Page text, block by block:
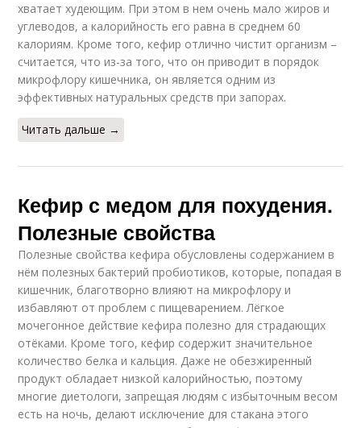
хватает худеющим. При этом в нем очень мало жиров и
углеводов, а калорийность его равна в среднем 60
калориям. Кроме того, кефир отлично чистит организм –
считается, что из-за того, что он приводит в порядок
микрофлору кишечника, он является одним из
эффективных натуральных средств при запорах.
Читать дальше →
Кефир с медом для похудения.
Полезные свойства
Полезные свойства кефира обусловлены содержанием в
нём полезных бактерий пробиотиков, которые, попадая в
кишечник, благотворно влияют на микрофлору и
избавляют от проблем с пищеварением. Лёгкое
мочегонное действие кефира полезно для страдающих
отёками. Кроме того, кефир содержит значительное
количество белка и кальция. Даже не обезжиренный
продукт обладает низкой калорийностью, поэтому
многие диетологи, запрещая людям с избыточным весом
есть на ночь, делают исключение для стакана этого